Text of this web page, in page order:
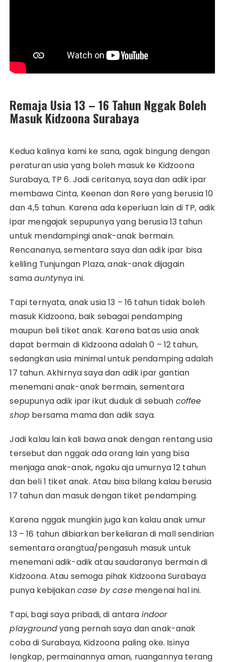
Remaja Usia 13 – 16 Tahun Nggak Boleh
Masuk Kidzoona Surabaya
Kedua kalinya kami ke sana, agak bingung dengan
peraturan usia yang boleh masuk ke Kidzoona
Surabaya, TP 6. Jadi ceritanya, saya dan adik ipar
membawa Cinta, Keenan dan Rere yang berusia 10
dan 4,5 tahun. Karena ada keperluan lain di TP, adik
ipar mengajak sepupunya yang berusia 13 tahun
untuk mendampingi anak-anak bermain.
Rencananya, sementara saya dan adik ipar bisa
keliling Tunjungan Plaza, anak-anak dijagain
samaauntynya ini.
Tapi ternyata, anak usia 13 – 16 tahun tidak boleh
masuk Kidzoona, baik sebagai pendamping
maupun beli tiket anak. Karena batas usia anak
dapat bermain di Kidzoona adalah 0 – 12 tahun,
sedangkan usia minimal untuk pendamping adalah
17 tahun. Akhirnya saya dan adik ipar gantian
menemani anak-anak bermain, sementara
sepupunya adik ipar ikut duduk di sebuah coffee
shop bersama mama dan adik saya.
Jadi kalau lain kali bawa anak dengan rentang usia
tersebut dan nggak ada orang lain yang bisa
menjaga anak-anak, ngaku aja umurnya 12 tahun
dan beli 1 tiket anak. Atau bisa bilang kalau berusia
17 tahun dan masuk dengan tiket pendamping.
Karena nggak mungkin juga kan kalau anak umur
13 – 16 tahun dibiarkan berkeliaran di mall sendirian
sementara orangtua/pengasuh masuk untuk
menemani adik-adik atau saudaranya bermain di
Kidzoona. Atau semoga pihak Kidzoona Surabaya
punya kebijakancase by casemengenai hal ini.
Tapi, bagi saya pribadi, di antara indoor
playgroundyang pernah saya dan anak-anak
coba di Surabaya, Kidzoona paling oke. Isinya
lengkap, permainannya aman, ruangannya terang